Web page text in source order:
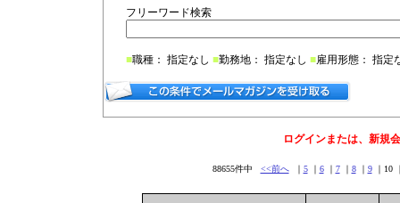
フリーワード検索
■職種： 指定なし ■勤務地： 指定なし ■雇用形態： 指定
ログインまたは、新規
88655件中 <<前へ｜ 5｜ 6｜ 7｜ 8｜ 9｜10